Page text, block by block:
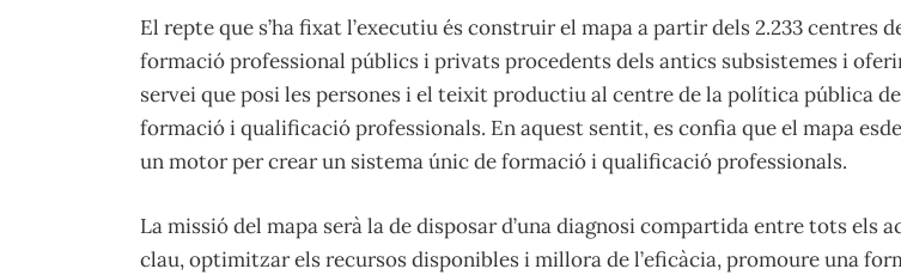
El repte que s’ha fixat l’executiu és construir el mapa a partir dels 2.233 centres
formació professional públics i privats procedents dels antics subsistemes i
servei que posi les persones i el teixit productiu al centre de la política pública de
formació i qualificació professionals. En aquest sentit, es confia que el mapa
un motor per crear un sistema únic de formació i qualificació professionals.
La missió del mapa serà la de disposar d’una diagnosi compartida entre tots els
clau, optimitzar els recursos disponibles i millora de l’eficàcia, promoure una